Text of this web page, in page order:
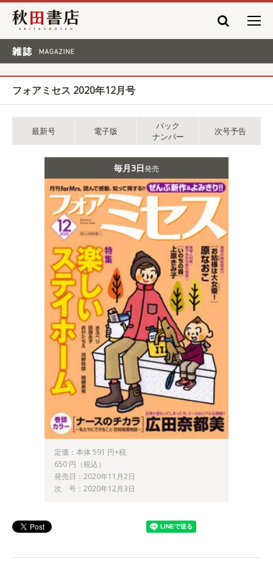
秋田書店
フォアミセス 2020年12月号
最新号 電子版
バック
ナンバー
次号予告
毎月3日発売
定価：本体 591 円+税
650 円（税込）
発売日：2020年11月2日
次 号：2020年12月3日